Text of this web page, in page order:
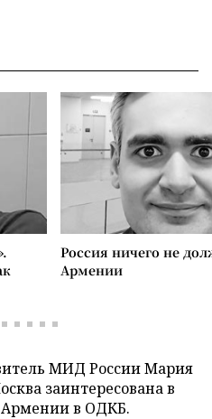
Россия ничего не
Армении
МИД России Мария
заинтересована в
Армении в ОДКБ.